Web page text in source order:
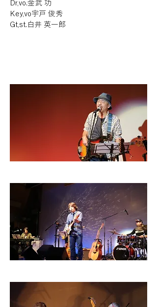
Dr,vo.金武 功
Key,vo宇戸 俊秀
Gt,st. 白井 英一郎